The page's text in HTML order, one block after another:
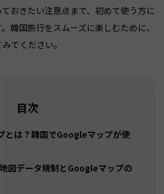
おきたい注意点まで、初めて使う方に
韓国旅行をスムーズに楽しむために、
てください。
目次
とは？韓国でGoogleマップが使
図データ規制とGoogleマップの